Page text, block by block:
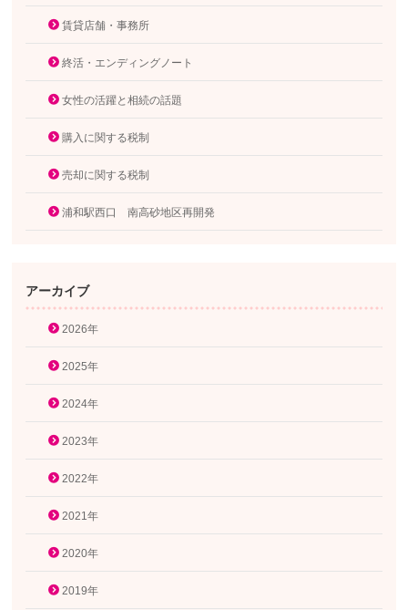
賃貸店舗・事務所
終活・エンディングノート
女性の活躍と相続の話題
購入に関する税制
売却に関する税制
浦和駅西口 南高砂地区再開発
アーカイブ
2026年
2025年
2024年
2023年
2022年
2021年
2020年
2019年